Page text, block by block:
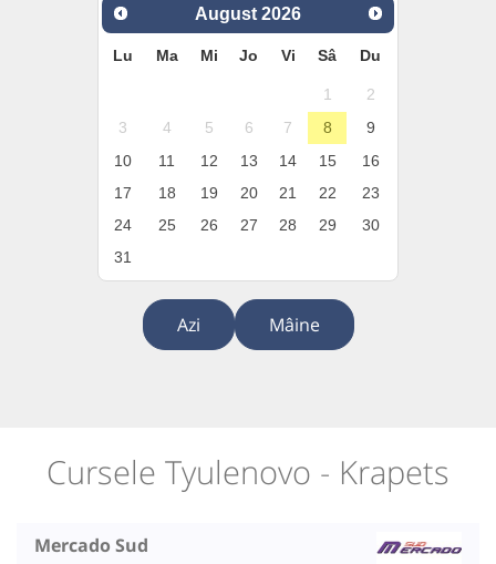
August 2026
Lu Ma Mi Jo Vi Sâ Du
1
2
3
4 5 6 7 8
9
10
11 12 13 14 15
16
17
18 19 20 21 22
23
24
25 26 27 28 29
30
31
Azi Mâine
Cursele Tyulenovo - Krapets
Mercado Sud